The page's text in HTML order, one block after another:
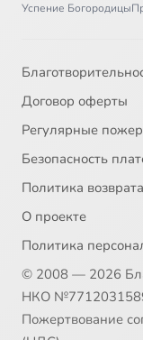
Успение Богородицы
Договор оферты
Регулярные
Безопасность
Политика возврата
О проекте
Политика
© 2008 — 2026
НКО
Пожертвование